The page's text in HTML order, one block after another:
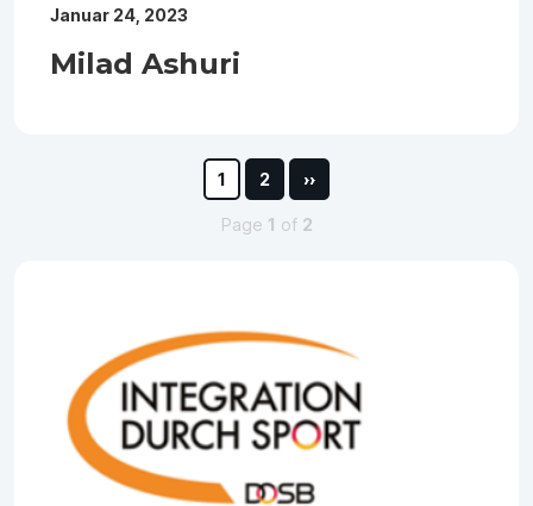
Januar 24, 2023
Milad Ashuri
1 2 ››
Page 1 of 2